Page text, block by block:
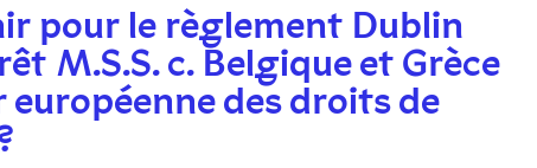
pour le règlement Dublin
M.S.S. c. Belgique et Grèce
européenne des droits de